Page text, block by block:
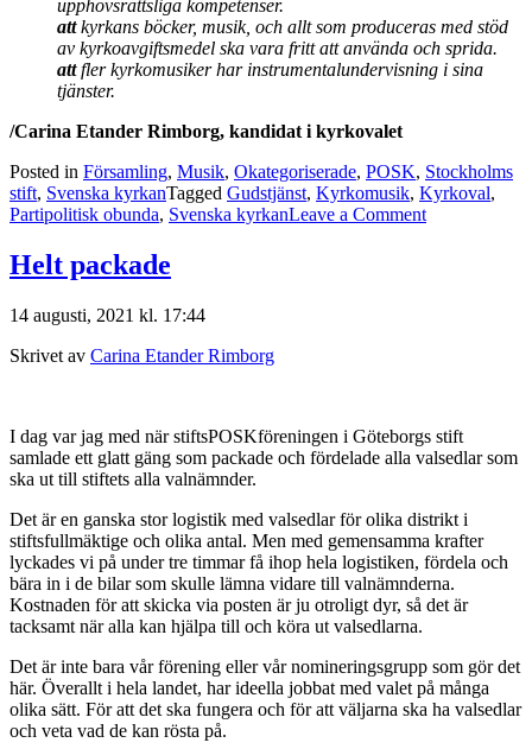
upphovsrättsliga kompetenser.
att kyrkans böcker, musik, och allt som produceras med stöd
av kyrkoavgiftsmedel ska vara fritt att använda och sprida.
att flerkyrkomusiker har instrumentalundervisning i sina
tjänster.
/Carina Etander Rimborg, kandidat i kyrkovalet
Posted in Församling, Musik, Okategoriserade, POSK, Stockholms
stift, Svenska kyrkanTagged Gudstjänst, Kyrkomusik, Kyrkoval,
Partipolitisk obunda, Svenska kyrkanLeave a Commenton
Helt packade
14 augusti, 2021 kl. 17:44
Skrivet av Carina Etander Rimborg
I dag var jag med när stiftsPOSKföreningen i Göteborgs stift
samlade ett glatt gäng som packade och fördelade alla valsedlar som
ska ut till stiftets alla valnämnder.
Det är en ganska stor logistik med valsedlar för olika distrikt i
stiftsfullmäktige och olika antal. Men med gemensamma krafter
lyckades vi på under tre timmar få ihop hela logistiken, fördela och
bära in i de bilar som skulle lämna vidare till valnämnderna.
Kostnaden för att skicka via posten är ju otroligt dyr, så det är
tacksamt när alla kan hjälpa till och köra ut valsedlarna.
Det är inte bara vår förening eller vår nomineringsgrupp som gör det
här. Överallt i hela landet, har ideella jobbat med valet på många
olika sätt. För att det ska fungera och för att väljarna ska ha valsedlar
och veta vad de kan rösta på.